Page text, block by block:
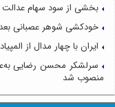
بخشی از سود سهام عدالت ۱۴۰۴ تا هفته دولت واریز می‌شود
خودکشی شوهر عصبانی بعد از قتل ۳
ایران با چهار مدال از
سرلشکر محسن رضایی
منصوب شد